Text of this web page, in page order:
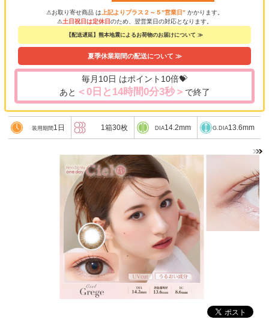
⚠お取り寄せ商品 は 上記よりプラス２～５”営業日” かかります。
⚠土日祝日は定休日のため、翌営業日の対応となります。
【配送遅延】熊本地震によるお荷物のお届けについて ≫
夏季休業期間の配送について ≫
毎月10日 はポイント10倍💝
あと ＜0日と14時間0分3秒＞ で終了
装用期間 1日 1箱30枚 DIA14.2mm G.DIA13.6mm